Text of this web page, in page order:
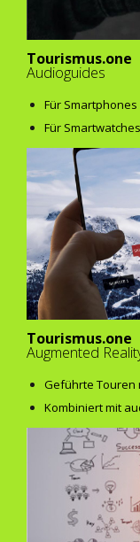
Tourismus.one
Audioguides
Für Smartphones
Für Smartwatches
Tourismus.one
Augmented
Geführte Touren
Kombiniert mit